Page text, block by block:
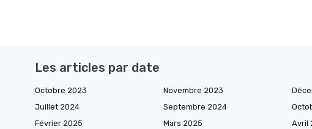
Les articles par date
Octobre 2023 Novembre 2023
Juillet 2024
Septembre 2024
Février 2025
Mars 2025 Avril